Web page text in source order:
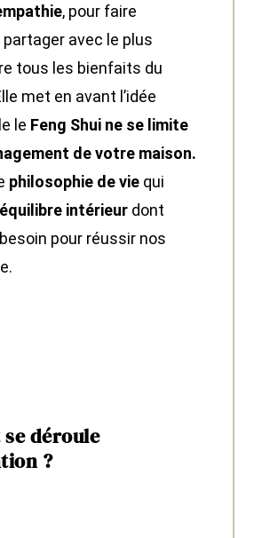
, pour faire
avec le plus
tous les bienfaits du
met en avant l’idée
le Feng Shui ne se limite
de votre maison.
philosophie de vie qui
intérieur dont
pour réussir nos
déroule
?